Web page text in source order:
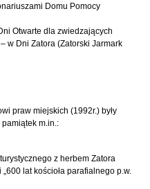
Domu Pomocy
Otwarte dla zwiedzających
w Dni Zatora (Zatorski Jarmark
praw miejskich (1992r.) były
m.in.:
z herbem Zatora
lat kościoła parafialnego p.w.